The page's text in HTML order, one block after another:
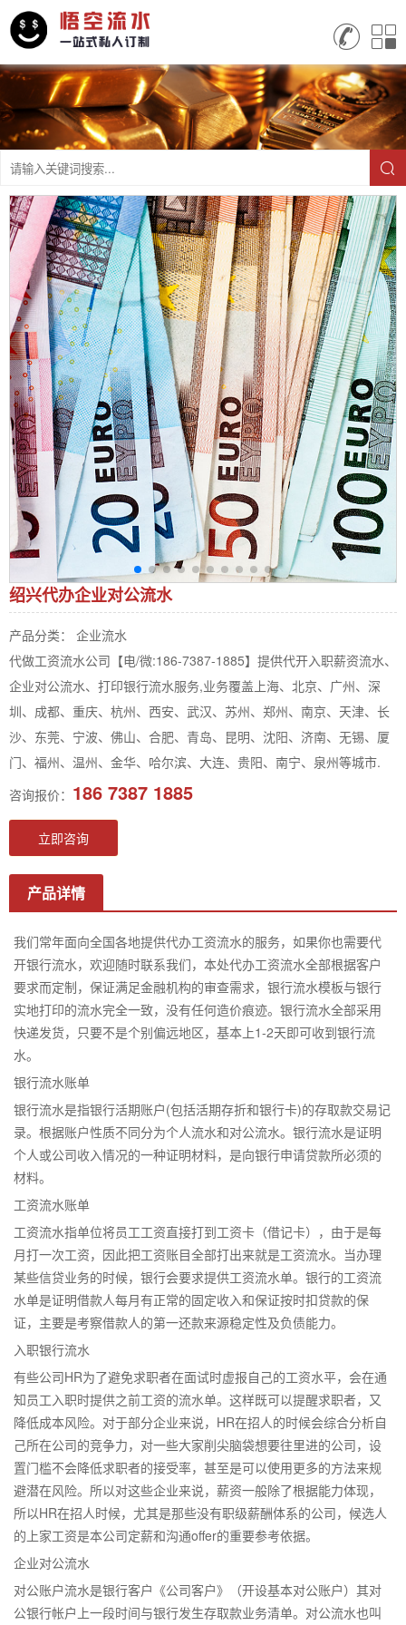
绍兴代办企业对公流水
产品分类： 企业流水
代做工资流水公司【电/微:186-7387-1885】提供代开入职薪资流水、
企业对公流水、打印银行流水服务,业务覆盖上海、北京、广州、深
圳、成都、重庆、杭州、西安、武汉、苏州、郑州、南京、天津、长
沙、东莞、宁波、佛山、合肥、青岛、昆明、沈阳、济南、无锡、厦
门、福州、温州、金华、哈尔滨、大连、贵阳、南宁、泉州等城市.
咨询报价： 186 7387 1885
立即咨询
产品详情
我们常年面向全国各地提供代办工资流水的服务，如果你也需要代
开银行流水，欢迎随时联系我们，本处代办工资流水全部根据客户
要求而定制，保证满足金融机构的审查需求，银行流水模板与银行
实地打印的流水完全一致，没有任何造价痕迹。银行流水全部采用
快递发货，只要不是个别偏远地区，基本上1-2天即可收到银行流
水。
银行流水账单
银行流水是指银行活期账户(包括活期存折和银行卡)的存取款交易记
录。根据账户性质不同分为个人流水和对公流水。银行流水是证明
个人或公司收入情况的一种证明材料，是向银行申请贷款所必须的
材料。
工资流水账单
工资流水指单位将员工工资直接打到工资卡（借记卡），由于是每
月打一次工资，因此把工资账目全部打出来就是工资流水。当办理
某些信贷业务的时候，银行会要求提供工资流水单。银行的工资流
水单是证明借款人每月有正常的固定收入和保证按时扣贷款的保
证，主要是考察借款人的第一还款来源稳定性及负债能力。
入职银行流水
有些公司HR为了避免求职者在面试时虚报自己的工资水平，会在通
知员工入职时提供之前工资的流水单。这样既可以提醒求职者，又
降低成本风险。对于部分企业来说，HR在招人的时候会综合分析自
己所在公司的竞争力，对一些大家削尖脑袋想要往里进的公司，设
置门槛不会降低求职者的接受率，甚至是可以使用更多的方法来规
避潜在风险。所以对这些企业来说，薪资一般除了根据能力体现，
所以HR在招人时候，尤其是那些没有职级薪酬体系的公司，候选人
的上家工资是本公司定薪和沟通offer的重要参考依据。
企业对公流水
对公账户流水是银行客户《公司客户》（开设基本对公账户）其对
公银行帐户上一段时间与银行发生存取款业务清单。对公流水也叫